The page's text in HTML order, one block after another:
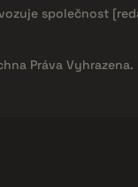
společnost
Práva Vyhrazena.